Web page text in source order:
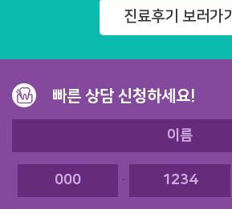
진료후기 보러가기
빠른 상담 신청하세요!
-